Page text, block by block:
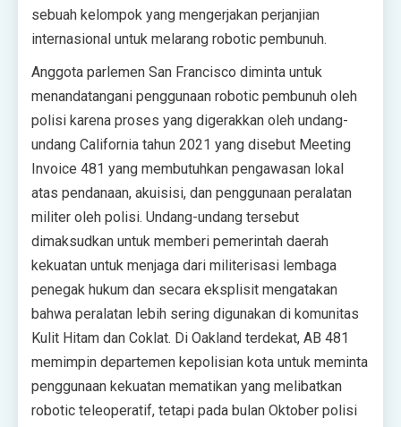
sebuah kelompok yang mengerjakan perjanjian
internasional untuk melarang robotic pembunuh.
Anggota parlemen San Francisco diminta untuk
menandatangani penggunaan robotic pembunuh oleh
polisi karena proses yang digerakkan oleh undang-
undang California tahun 2021 yang disebut Meeting
Invoice 481 yang membutuhkan pengawasan lokal
atas pendanaan, akuisisi, dan penggunaan peralatan
militer oleh polisi. Undang-undang tersebut
dimaksudkan untuk memberi pemerintah daerah
kekuatan untuk menjaga dari militerisasi lembaga
penegak hukum dan secara eksplisit mengatakan
bahwa peralatan lebih sering digunakan di komunitas
Kulit Hitam dan Coklat. Di Oakland terdekat, AB 481
memimpin departemen kepolisian kota untuk meminta
penggunaan kekuatan mematikan yang melibatkan
robotic teleoperatif, tetapi pada bulan Oktober polisi